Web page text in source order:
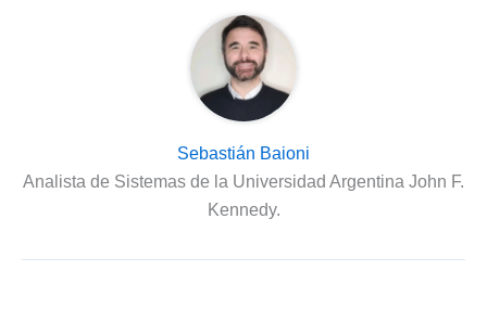
Sebastián Baioni
Analista de Sistemas de la Universidad Argentina John F.
Kennedy.